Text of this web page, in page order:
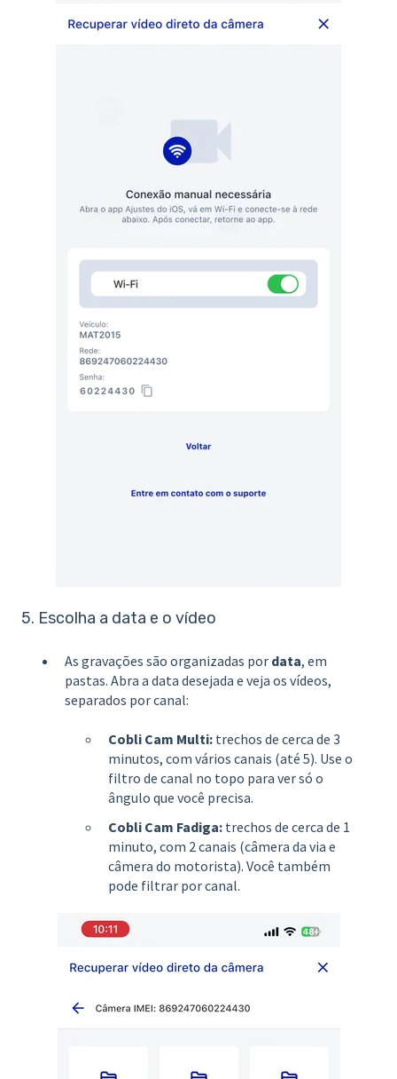
5. Escolha a data e o vídeo
As gravações são organizadas por data, em
pastas. Abra a data desejada e veja os vídeos,
separados por canal:
Cobli Cam Multi: trechos de cerca de 3
minutos, com vários canais (até 5). Use o
filtro de canal no topo para ver só o
ângulo que você precisa.
Cobli Cam Fadiga: trechos de cerca de 1
minuto, com 2 canais (câmera da via e
câmera do motorista). Você também
pode filtrar por canal.